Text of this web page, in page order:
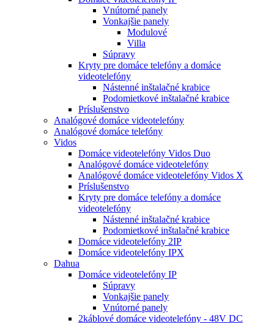
Vnútorné panely
Vonkajšie panely
Modulové
Villa
Súpravy
Kryty pre domáce telefóny a domáce
videotelefóny
Nástenné inštalačné krabice
Podomietkové inštalačné krabice
Príslušenstvo
Analógové domáce videotelefóny
Analógové domáce telefóny
Vidos
Domáce videotelefóny Vidos Duo
Analógové domáce videotelefóny
Analógové domáce videotelefóny Vidos X
Príslušenstvo
Kryty pre domáce telefóny a domáce
videotelefóny
Nástenné inštalačné krabice
Podomietkové inštalačné krabice
Domáce videotelefóny 2IP
Domáce videotelefóny IPX
Dahua
Domáce videotelefóny IP
Súpravy
Vonkajšie panely
Vnútorné panely
2káblové domáce videotelefóny - 48V DC